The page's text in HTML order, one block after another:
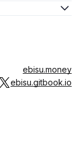
ebisu.money
ebisu.gitbook.io